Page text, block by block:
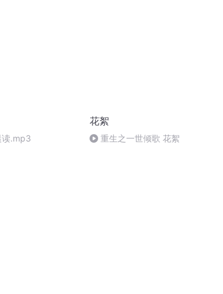
读.mp3
花絮
重生之一世倾歌 花絮